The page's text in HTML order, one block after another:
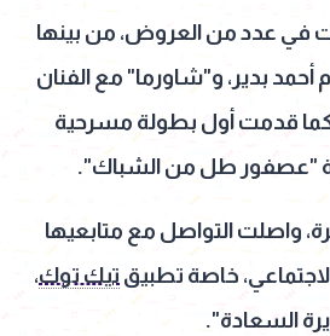
في عدد من العروض، من بينها
بدير، و"شاورما" مع الفنان
قدمت أول بطولة مسرحية
"عصفور طل من الشباك".
واصلت التواصل مع متابعيها
خاصة تطبيق تيك توك،
السعادة".